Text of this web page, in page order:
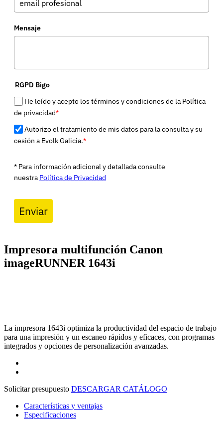
Mensaje
RGPD Bigo
He leído y acepto los términos y condiciones de la Política
de privacidad*
Autorizo el tratamiento de mis datos para la consulta y su
cesión a Evolk Galicia.*
* Para información adicional y detallada consulte
nuestra Política de Privacidad
Enviar
Impresora multifunción Canon
imageRUNNER 1643i
La impresora 1643i optimiza la productividad del espacio de trabajo
para una impresión y un escaneo rápidos y eficaces, con programas
integrados y opciones de personalización avanzadas.
Solicitar presupuesto DESCARGAR CATÁLOGO
Características y ventajas
Especificaciones